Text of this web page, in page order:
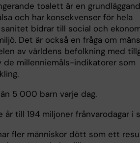
toalett är en
och har konsekvenser för hela
bidrar till social och
Det är också en fråga om
av världens befolkning med
millenniemåls-indikatorer som
5 000 barn varje dag.
till 194 miljoner frånvarodagar i
fler människor dött som ett